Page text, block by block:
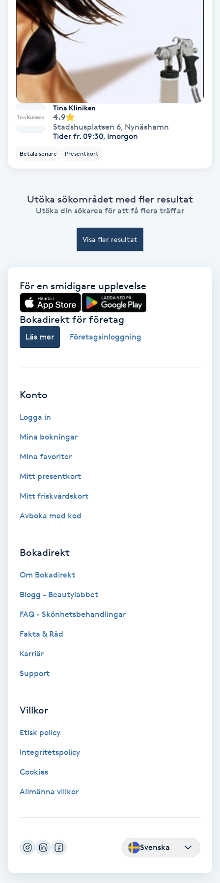
Ansiktsbehandling djuprengörande
Babylights
Balayage
Bambumassage
Barber
Brynfärgning
Brynplockning
Celluliter
Coachning
Cryoterapi
Damklippning
Extensions
Face framing
Faceliftmassage
Fibromassage
Tina Kliniken
4.9
Stadshusplatsen 6, Nynäshamn
Tider fr. 09:30, Imorgon
Betala senare Presentkort
Utöka sökområdet med fler resultat
Utöka din sökarea för att få flera träffar
Visa fler resultat
För en smidigare upplevelse
Bokadirekt för företag
Läs mer Företagsinloggning
Konto
Logga in
Mina bokningar
Mina favoriter
Mitt presentkort
Mitt friskvårdskort
Avboka med kod
Bokadirekt
Om Bokadirekt
Blogg - Beautylabbet
FAQ - Skönhetsbehandlingar
Fakta & Råd
Karriär
Support
Villkor
Etisk policy
Integritetspolicy
Cookies
Allmänna villkor
Svenska